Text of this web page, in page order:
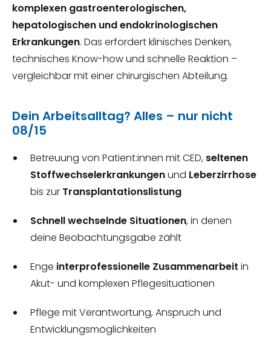
komplexen gastroenterologischen,
hepatologischen und endokrinologischen
Erkrankungen. Das erfordert klinisches Denken,
technisches Know-how und schnelle Reaktion –
vergleichbar mit einer chirurgischen Abteilung.
Dein Arbeitsalltag? Alles – nur nicht
08/15
Betreuung von Patient:innen mit CED, seltenen
Stoffwechselerkrankungenund Leberzirrhose
bis zur Transplantationslistung
Schnell wechselnde Situationen, in denen
deine Beobachtungsgabe zählt
Enge interprofessionelle Zusammenarbeit in
Akut- und komplexen Pflegesituationen
Pflege mit Verantwortung, Anspruch und
Entwicklungsmöglichkeiten